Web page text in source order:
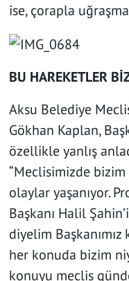
ise, çorapla
BU HAREKETLER
Aksu Belediye
Gökhan Kaplan,
özellikle yanlış
“Meclisimizde
olaylar yaşanıyor.
Başkanı Halil
diyelim
her konuda bizim
konuyu meclis